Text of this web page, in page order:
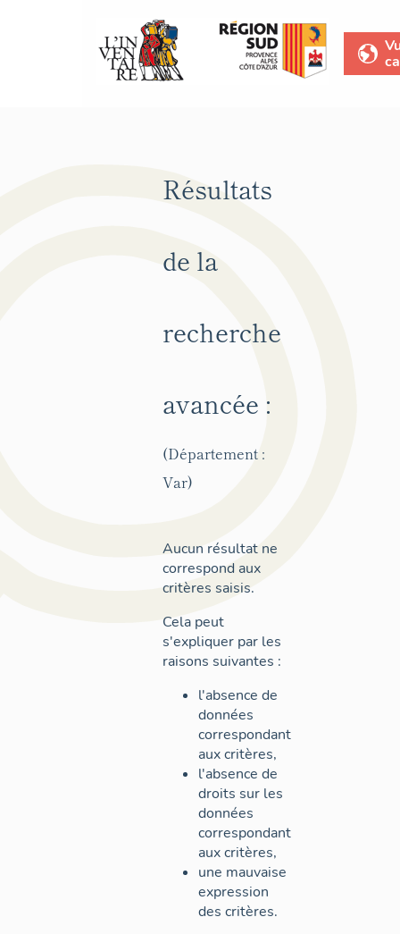
Résultats
de la
recherche
avancée :
(Département :
Var)
Aucun résultat ne
correspond aux
critères saisis.
Cela peut
s'expliquer par les
raisons suivantes :
l'absence de
données
correspondant
aux critères,
l'absence de
droits sur les
données
correspondant
aux critères,
une mauvaise
expression
des critères.